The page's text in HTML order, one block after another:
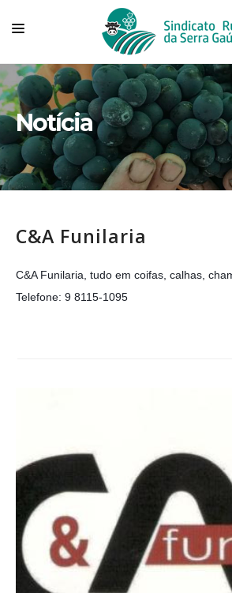
HOME
SINDICATO
TECNOVITIS
CONVÊNIOS
ASSOCIADOS
FALE CONOSCO
Notícia
C&A Funilaria
C&A Funilaria, tudo em coifas, calhas,
Telefone: 9 8115-1095